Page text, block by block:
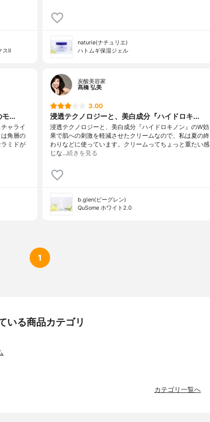
スⅡ
naturie(ナチュリエ)
ハトムギ保湿ジェル
モ...
ャライ
角層の
ミドが
炭酸美容家
髙橋 弘美
3.00
浸透テクノロジーと、美白成分『ハイドロキ...
浸透テクノロジーと、美白成分『ハイドロキノン』のW効
果で肌への刺激を軽減させたクリームなので、私は夏の終
わりなどに使っています。クリームってちょっと重たい感
じな…続きを見る
b.glen(ビーグレン)
QuSome ホワイト2.0
1
いる商品カテゴリ
カテゴリ一覧へ